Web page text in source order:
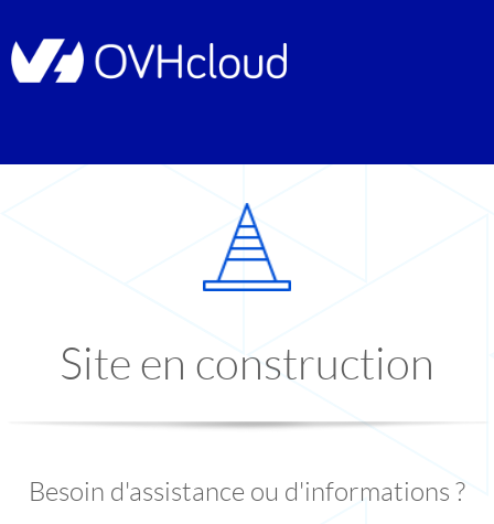
Site en construction
Besoin d'assistance ou d'informations ?